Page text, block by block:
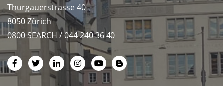
Thurgauerstrasse 40
8050 Zürich
0800 SEARCH / 044 240 36 40